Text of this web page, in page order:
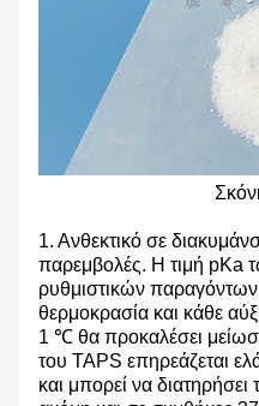
1. Ανθεκτικό σε
παρεμβολές. Η τιμή pKa
ρυθμιστικών παραγόντων
θερμοκρασία και κάθε
1 ℃ θα προκαλέσει
του TAPS επηρεάζεται
και μπορεί να